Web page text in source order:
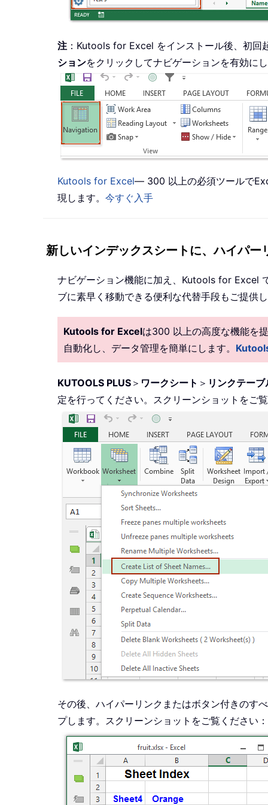
注 ：Kutools for Excel をインストール後、初回
ションをクリックしてナビゲーションを有効に
Kutools for Excel— 300 以上の必須ツールで
現します。 今すぐ入手
新しいインデックスシートに、ハイパ
ナビゲーション機能に加え、Kutools for Excel
ブに素早く移動できる便利な代替手段もご提供
Kutools for Excelは300 以上の高度な機能を
自動化し、データ管理を簡単にします。
KUTOOLS PLUS ＞ ワークシート ＞ リンクテー
定を行ってください。スクリーンショットをご
その後、ハイパーリンクまたはボタン付きのす
プします。スクリーンショットをご覧ください：